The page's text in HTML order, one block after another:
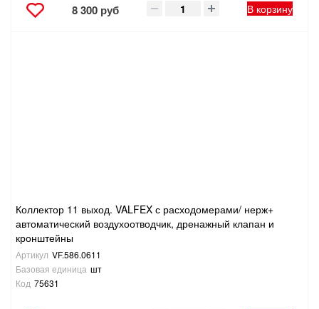
8 300 руб В корзину
Коллектор 11 выход. VALFEX с расходомерами/ нерж+
автоматический воздухоотводчик, дренажный клапан и
кронштейны
Артикул VF.586.0611
Базовая единица шт
Код 75631